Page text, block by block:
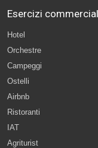
Esercizi
Hotel
Orchestre
Campeggi
Ostelli
Airbnb
Ristoranti
IAT
Agriturist